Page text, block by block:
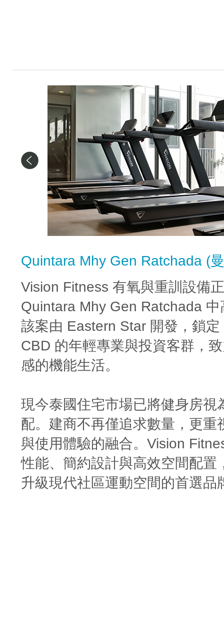
Quintara Mhy Gen Ratchada (
Vision Fitness 有氧與重訓設備
Quintara Mhy Gen Ratchada 中
該案由 Eastern Star 開發，鎖
CBD 的年輕專業與投資客群，
感的機能生活。
現今泰國住宅市場已將健身房視
配。建商不再僅追求數量，更重
與使用體驗的融合。Vision
性能、簡約設計與高效空間配置
升級現代社區運動空間的首選品